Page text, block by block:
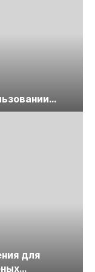
для